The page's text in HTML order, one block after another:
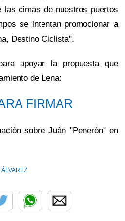
las cimas de nuestros puertos
se intentan promocionar a
Destino Ciclista".
apoyar la propuesta que
de Lena:
FIRMAR
sobre Juán "Penerón" en